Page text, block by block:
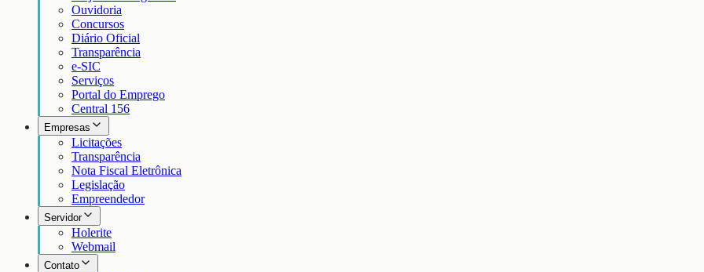
Ouvidoria
Concursos
Diário Oficial
Transparência
e-SIC
Serviços
Portal do Emprego
Central 156
Empresas
Licitações
Transparência
Nota Fiscal Eletrônica
Legislação
Empreendedor
Servidor
Holerite
Webmail
Contato